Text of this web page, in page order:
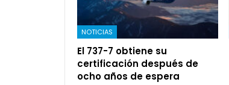
NOTICIAS
El 737-7 obtiene su
certificación después de
ocho años de espera